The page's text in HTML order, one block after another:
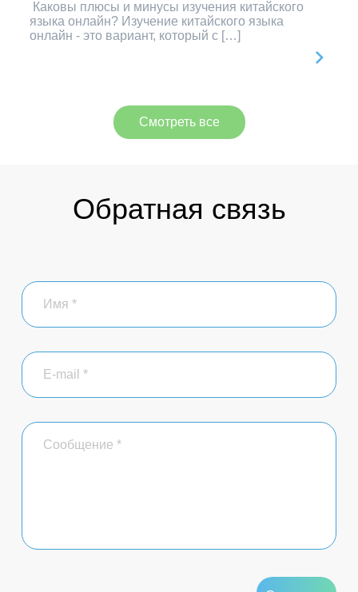
Каковы плюсы и минусы изучения китайского
языка онлайн? Изучение китайского языка
онлайн - это вариант, который с […]
Смотреть все
Обратная связь